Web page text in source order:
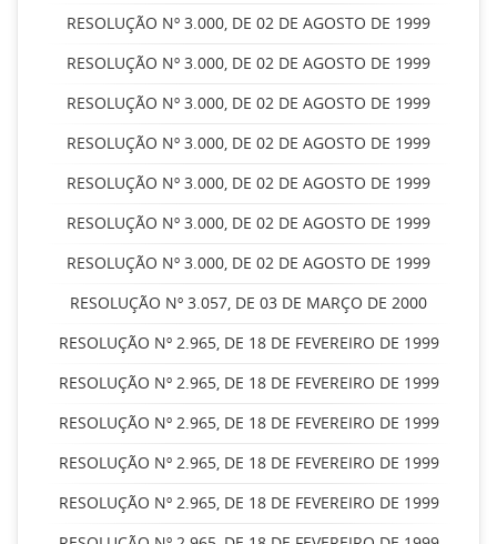
RESOLUÇÃO Nº 3.000, DE 02 DE AGOSTO DE 1999
RESOLUÇÃO Nº 3.000, DE 02 DE AGOSTO DE 1999
RESOLUÇÃO Nº 3.000, DE 02 DE AGOSTO DE 1999
RESOLUÇÃO Nº 3.000, DE 02 DE AGOSTO DE 1999
RESOLUÇÃO Nº 3.000, DE 02 DE AGOSTO DE 1999
RESOLUÇÃO Nº 3.000, DE 02 DE AGOSTO DE 1999
RESOLUÇÃO Nº 3.000, DE 02 DE AGOSTO DE 1999
RESOLUÇÃO Nº 3.057, DE 03 DE MARÇO DE 2000
RESOLUÇÃO Nº 2.965, DE 18 DE FEVEREIRO DE 1999
RESOLUÇÃO Nº 2.965, DE 18 DE FEVEREIRO DE 1999
RESOLUÇÃO Nº 2.965, DE 18 DE FEVEREIRO DE 1999
RESOLUÇÃO Nº 2.965, DE 18 DE FEVEREIRO DE 1999
RESOLUÇÃO Nº 2.965, DE 18 DE FEVEREIRO DE 1999